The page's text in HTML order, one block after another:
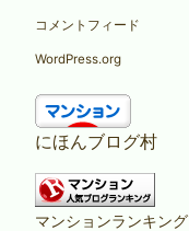
コメントフィード
WordPress.org
にほんブログ村
マンションランキング